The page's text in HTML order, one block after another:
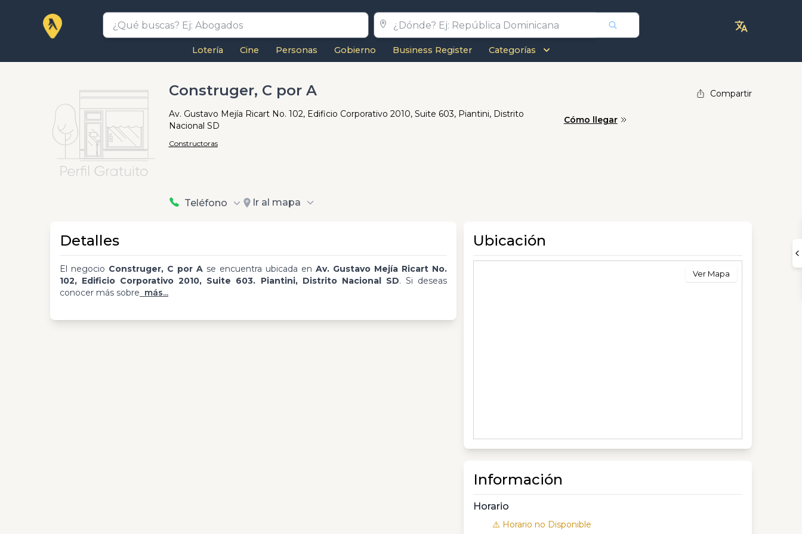
Lotería Cine Personas Gobierno Business Register Categorías
Construger, C por A
Av. Gustavo Mejía Ricart No. 102, Edificio Corporativo 2010, Suite 603, Piantini, Distrito
Nacional SD
Cómo llegar
Constructoras
Teléfono Ir al mapa
Compartir
Detalles
El negocio Construger, C por A se encuentra ubicada en Av. Gustavo Mejía Ricart No.
102, Edificio Corporativo 2010, Suite 603. Piantini, Distrito Nacional SD. Si deseas
conocer más sobre más...
Ubicación
Ver Mapa
Información
Horario
⚠️ Horario no Disponible